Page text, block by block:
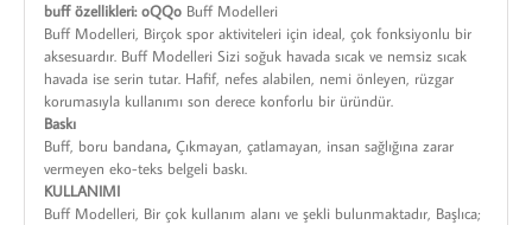
buff özellikleri: oQQo Buff Modelleri
Buff Modelleri, Birçok spor aktiviteleri için ideal, çok fonksiyonlu bir
aksesuardır. Buff Modelleri Sizi soğuk havada sıcak ve nemsiz sıcak
havada ise serin tutar. Hafif, nefes alabilen, nemi önleyen, rüzgar
korumasıyla kullanımı son derece konforlu bir üründür.
Baskı
Buff, boru bandana,Çıkmayan, çatlamayan, insan sağlığına zarar
vermeyen eko-teks belgeli baskı.
KULLANIMI
Buff Modelleri, Bir çok kullanım alanı ve şekli bulunmaktadır, Başlıca;